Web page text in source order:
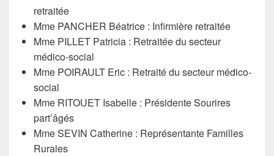
retraitée
Mme PANCHER Béatrice : Infirmière retraitée
Mme PILLET Patricia : Retraitée du secteur
médico-social
Mme POIRAULT Eric : Retraité du secteur médico-
social
Mme RITOUET Isabelle : Présidente Sourires
part’âgés
Mme SEVIN Catherine : Représentante Familles
Rurales